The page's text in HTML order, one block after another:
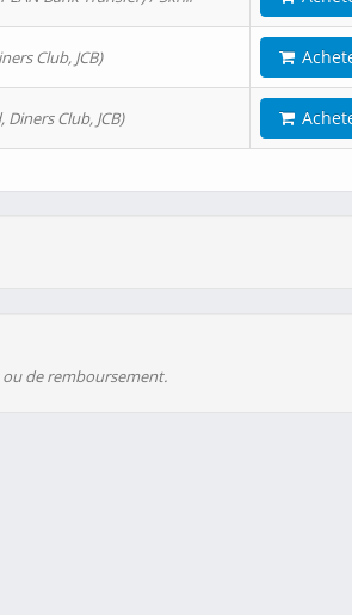
Club, JCB)
Club, JCB)
de remboursement.